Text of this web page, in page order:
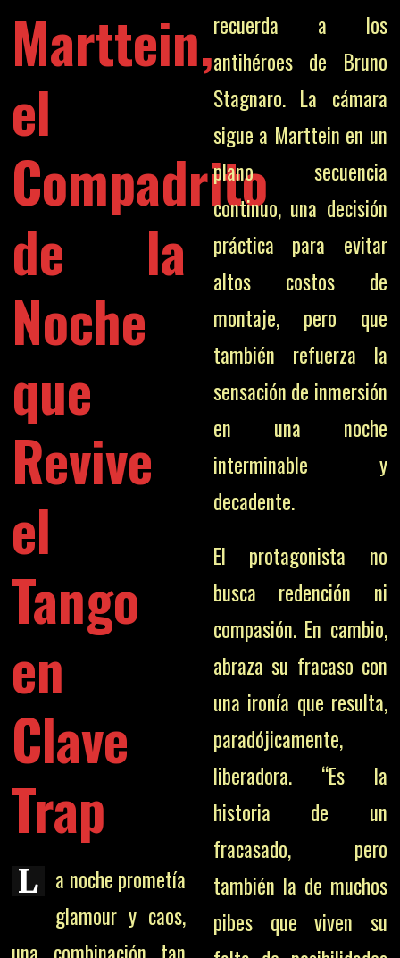
Marttein,
el
Compadrito
de la
Noche
que
Revive
el
Tango
en
Clave
Trap
L a noche prometía
glamour y caos,
recuerda a los
antihéroes de Bruno
Stagnaro. La cámara
sigue a Marttein en un
plano secuencia
continuo, una decisión
práctica para evitar
altos costos de
montaje, pero que
también refuerza la
sensación de inmersión
en una noche
interminable y
decadente.
El protagonista no
busca redención ni
compasión. En cambio,
abraza su fracaso con
una ironía que resulta,
paradójicamente,
liberadora. “Es la
historia de un
fracasado, pero
también la de muchos
pibes que viven su